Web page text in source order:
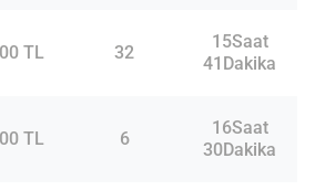
TL 32
15Saat
41Dakika
TL 6
16Saat
30Dakika